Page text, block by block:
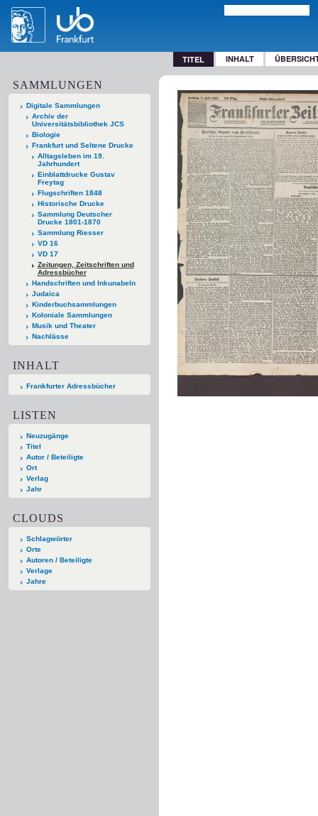
TITEL INHALT
SAMMLUNGEN
Digitale Sammlungen
Archiv der
Universitätsbibliothek JCS
Biologie
Frankfurt und Seltene Drucke
Alltagsleben im 19.
Jahrhundert
Einblattdrucke Gustav
Freytag
Flugschriften 1848
Historische Drucke
Sammlung Deutscher
Drucke 1801-1870
Sammlung Riesser
VD 16
VD 17
Zeitungen, Zeitschriften und
Adressbücher
Handschriften und Inkunabeln
Judaica
Kinderbuchsammlungen
Koloniale Sammlungen
Musik und Theater
Nachlässe
INHALT
Frankfurter Adressbücher
LISTEN
Neuzugänge
Titel
Autor / Beteiligte
Ort
Verlag
Jahr
CLOUDS
Schlagwörter
Orte
Autoren / Beteiligte
Verlage
Jahre